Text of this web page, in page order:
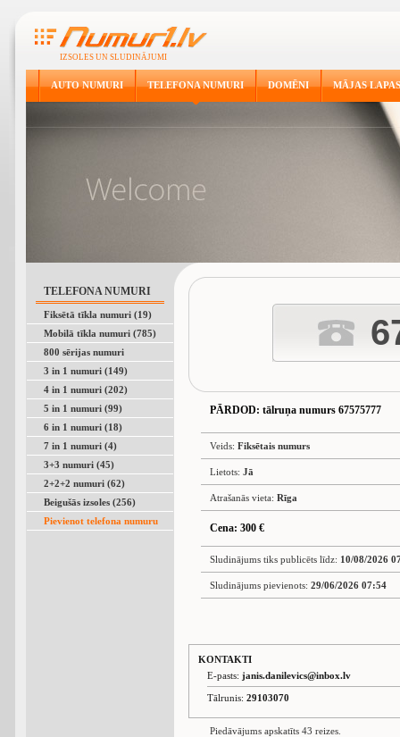
IZSOLES UN SLUDINĀJUMI
AUTO NUMURI TELEFONA NUMURI DOMĒNI MĀJAS LAPAS
TELEFONA NUMURI
Fiksētā tīkla numuri (19)
Mobilā tīkla numuri (785)
800 sērijas numuri
3 in 1 numuri (149)
4 in 1 numuri (202)
5 in 1 numuri (99)
6 in 1 numuri (18)
7 in 1 numuri (4)
3+3 numuri (45)
2+2+2 numuri (62)
Beigušās izsoles (256)
Pievienot telefona numuru
PĀRDOD: tālruņa numurs 67575777
Veids: Fiksētais numurs
Lietots: Jā
Atrašanās vieta: Rīga
Cena: 300 €
Sludinājums tiks publicēts līdz: 10/08/2026
Sludinājums pievienots: 29/06/2026 07:54
KONTAKTI
E-pasts: janis.danilevics@inbox.lv
Tālrunis: 29103070
Piedāvājums apskatīts 43 reizes.